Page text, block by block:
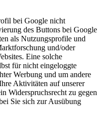
bei Google nicht
des Buttons bei Google
als Nutzungsprofile und
und/oder
Eine solche
für nicht eingeloggte
Werbung und um andere
Aktivitäten auf unserer
Widerspruchsrecht zu gegen
Sie sich zur Ausübung